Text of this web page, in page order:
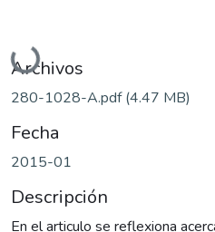
Cargando...
Archivos
280-1028-A.pdf(4.47 MB)
Fecha
2015-01
Descripción
En el articulo se reflexiona